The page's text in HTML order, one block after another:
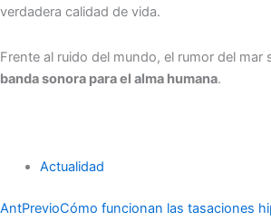
verdadera calidad de vida.
Frente al ruido del mundo, el rumor del mar
banda sonora para el alma humana.
Actualidad
AntPrevioCómo funcionan las tasaciones